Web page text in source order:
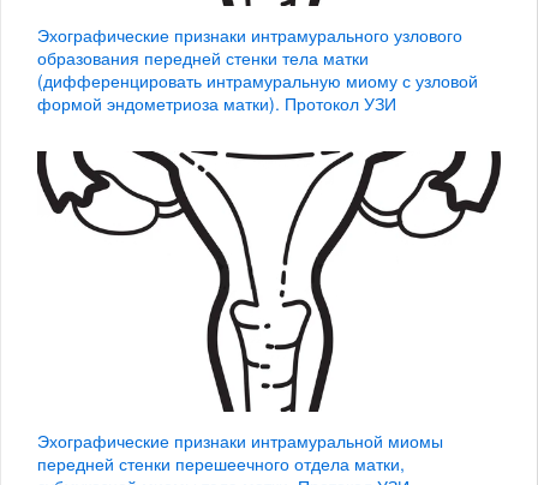
Эхографические признаки интрамурального узлового
образования передней стенки тела матки
(дифференцировать интрамуральную миому с узловой
формой эндометриоза матки). Протокол УЗИ
Эхографические признаки интрамуральной миомы
передней стенки перешеечного отдела матки,